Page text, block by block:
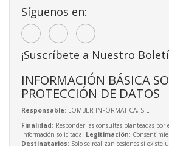
Síguenos en:
¡Suscríbete a Nuestro
INFORMACIÓN BÁSICA
PROTECCIÓN DE DATOS
Responsable: LOMBER INFORMATICA, S.L.
Finalidad: Responder las consultas planteadas
información solicitada; Legitimación:
Destinatarios: Solo se realizan cesiones si existe